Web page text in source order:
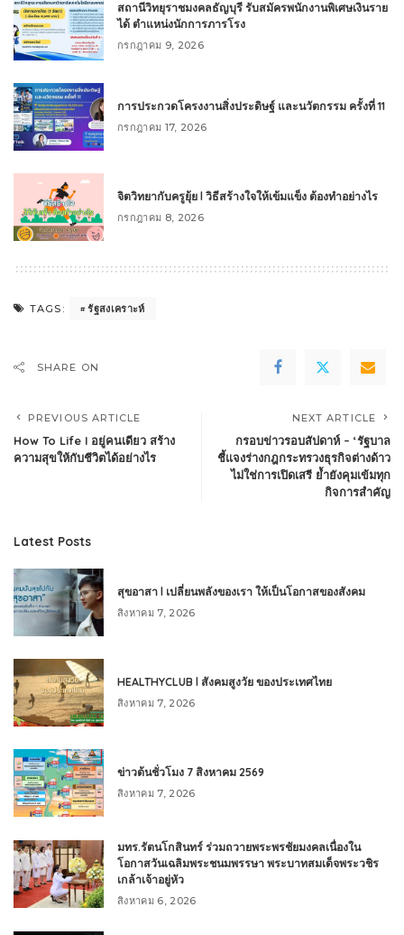
สถานีวิทยุราชมงคลธัญบุรี รับสมัครพนักงานพิเศษเงินราย
ได้ ตำแหน่งนักการภารโรง
กรกฎาคม 9, 2026
การประกวดโครงงานสิ่งประดิษฐ์ และนวัตกรรม ครั้งที่ 11
กรกฎาคม 17, 2026
จิตวิทยากับครูยุ้ย l วิธีสร้างใจให้เข้มแข็ง ต้องทำอย่างไร
กรกฎาคม 8, 2026
TAGS: รัฐสงเคราะห์
SHARE ON
PREVIOUS ARTICLE
How To Life I อยู่คนเดียว สร้าง
ความสุขให้กับชีวิตได้อย่างไร
NEXT ARTICLE
กรอบข่าวรอบสัปดาห์ – ‘รัฐบาล
ชี้แจงร่างกฎกระทรวงธุรกิจต่างด้าว
ไม่ใช่การเปิดเสรี ย้ำยังคุมเข้มทุก
กิจการสำคัญ
Latest Posts
สุขอาสา l เปลี่ยนพลังของเรา ให้เป็นโอกาสของสังคม
สิงหาคม 7, 2026
HEALTHYCLUB l สังคมสูงวัย ของประเทศไทย
สิงหาคม 7, 2026
ข่าวต้นชั่วโมง 7 สิงหาคม 2569
สิงหาคม 7, 2026
มทร.รัตนโกสินทร์ ร่วมถวายพระพรชัยมงคลเนื่องใน
โอกาสวันเฉลิมพระชนมพรรษา พระบาทสมเด็จพระวชิร
เกล้าเจ้าอยู่หัว
สิงหาคม 6, 2026